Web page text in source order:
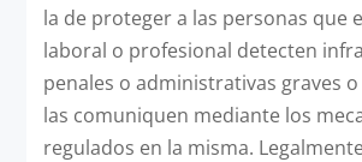
la de proteger a las personas que
laboral o profesional detecten
penales o administrativas graves
las comuniquen mediante los
regulados en la misma.